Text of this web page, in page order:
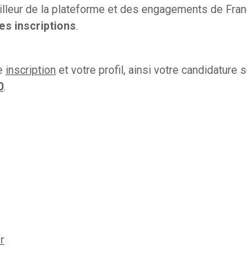
de la plateforme et des engagements de
inscriptions.
inscription et votre profil, ainsi votre candidature
.